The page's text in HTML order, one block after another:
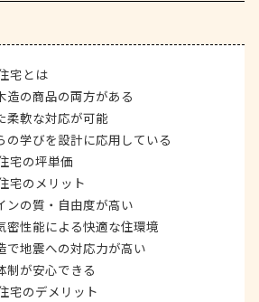
宅とは
造の商品の両方がある
柔軟な対応が可能
の学びを設計に応用している
宅の坪単価
宅のメリット
ンの質・自由度が高い
密性能による快適な住環境
で地震への対応力が高い
制が安心できる
宅のデメリット